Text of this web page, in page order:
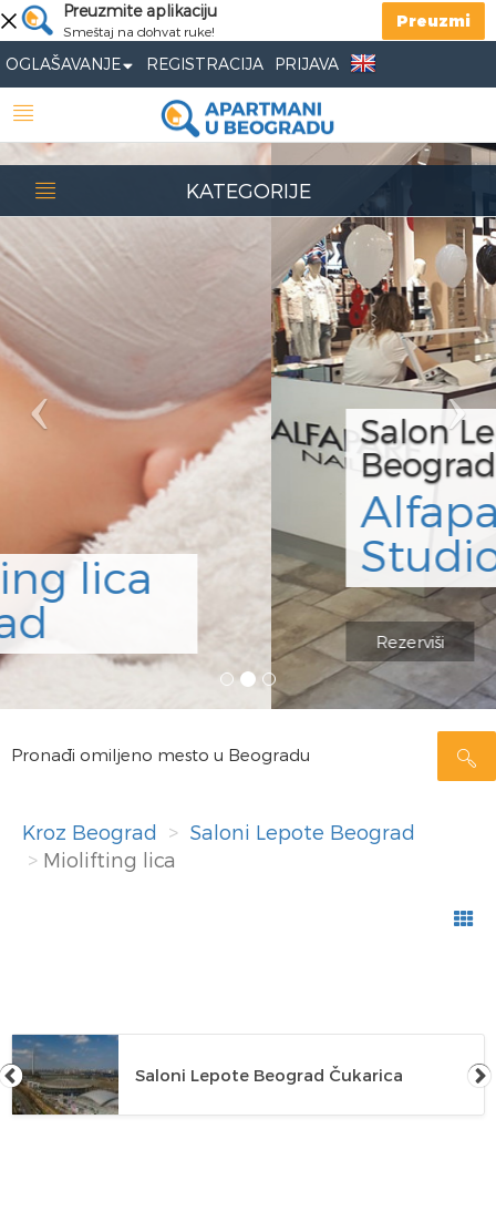
Preuzmite aplikaciju
Smeštaj na dohvat ruke!
Preuzmi
OGLAŠAVANJE REGISTRACIJA PRIJAVA
Salon Lepote
Beograd
Alfaparf
Studio
Previous
Pronađi omiljeno mesto u Beogradu
KATEGORIJE
Kroz Beograd
Saloni Lepote Beograd
Miolifting lica
Saloni Lepote Beograd Čukarica